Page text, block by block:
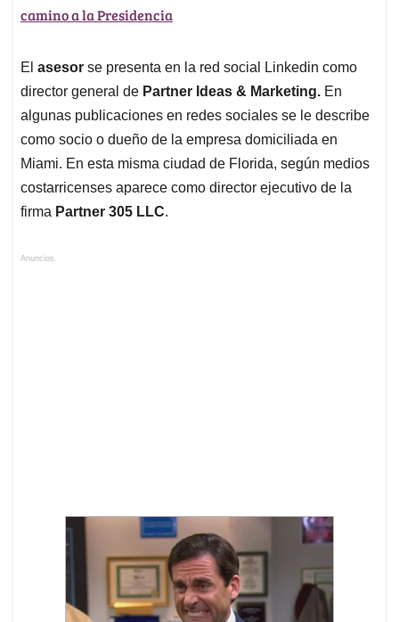
camino a la Presidencia
El asesor se presenta en la red social Linkedin como
director general de Partner Ideas & Marketing. En
algunas publicaciones en redes sociales se le describe
como socio o dueño de la empresa domiciliada en
Miami. En esta misma ciudad de Florida, según medios
costarricenses aparece como director ejecutivo de la
firma Partner 305 LLC.
Anuncios.